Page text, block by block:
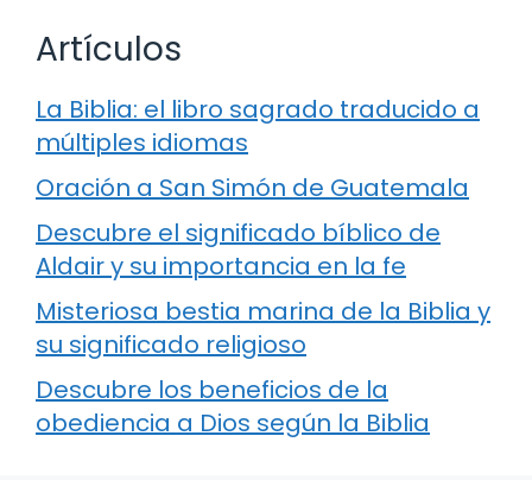
Artículos
La Biblia: el libro sagrado traducido a
múltiples idiomas
Oración a San Simón de Guatemala
Descubre el significado bíblico de
Aldair y su importancia en la fe
Misteriosa bestia marina de la Biblia y
su significado religioso
Descubre los beneficios de la
obediencia a Dios según la Biblia